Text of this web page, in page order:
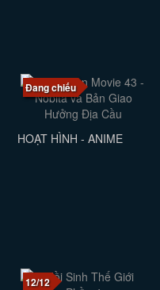
Đang chiếu
HOẠT HÌNH - ANIME
12/12